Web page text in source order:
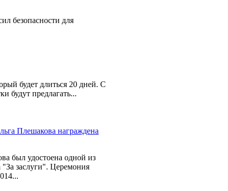
безопасности для
будет длиться 20 дней. С
будут предлагать...
был удостоена одной из
заслуги". Церемония